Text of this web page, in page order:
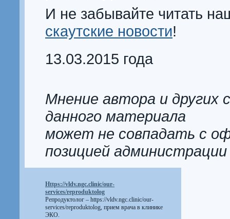
И не забывайте читать
скаутские новости!
13.03.2015 года
Мнение автора и других
данного материала
может не совпадать с
позицией
Https://vldv.ngc.clinic/our-
services/reproduktolog
Репродуктолог – https://vldv.ngc.clinic/our-
services/reproduktolog, прием врача в клинике
ЭКО.